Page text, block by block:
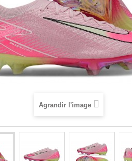
Agrandir l'image